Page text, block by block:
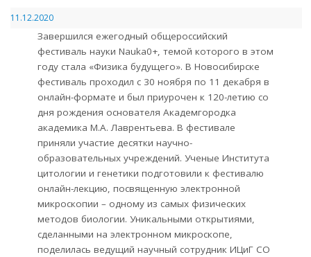
11.12.2020
Завершился ежегодный общероссийский
фестиваль науки Nauka0+, темой которого в этом
году стала «Физика будущего». В Новосибирске
фестиваль проходил с 30 ноября по 11 декабря в
онлайн-формате и был приурочен к 120-летию со
дня рождения основателя Академгородка
академика М.А. Лаврентьева. В фестивале
приняли участие десятки научно-
образовательных учреждений. Ученые Института
цитологии и генетики подготовили к фестивалю
онлайн-лекцию, посвященную электронной
микроскопии – одному из самых физических
методов биологии. Уникальными открытиями,
сделанными на электронном микроскопе,
поделилась ведущий научный сотрудник ИЦиГ СО